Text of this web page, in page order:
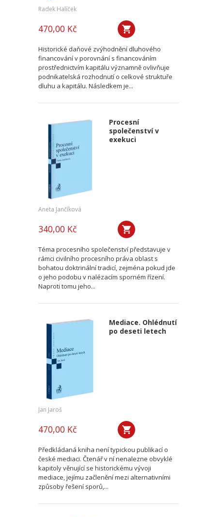
Radek Halíček
470,00 Kč
Historické daňové zvýhodnění dluhového
financování v porovnání s financováním
prostřednictvím kapitálu významně ovlivňuje
podnikatelská rozhodnutí o celkové struktuře
dluhu a kapitálu. Následkem je...
Procesní
společenství v
exekuci
Aneta Jančíková
340,00 Kč
Téma procesního společenství představuje v
rámci civilního procesního práva oblast s
bohatou doktrinální tradicí, zejména pokud jde
o jeho podobu v nalézacím sporném řízení.
Naproti tomu jeho...
Mediace. Ohlédnutí
po deseti letech
Jan Jaroš
470,00 Kč
Předkládaná kniha není typickou publikací o
české mediaci. Čtenář v ní nenalezne obvyklé
kapitoly věnující se historickému vývoji
mediace, jejímu začlenění mezi alternativními
způsoby řešení sporů,...